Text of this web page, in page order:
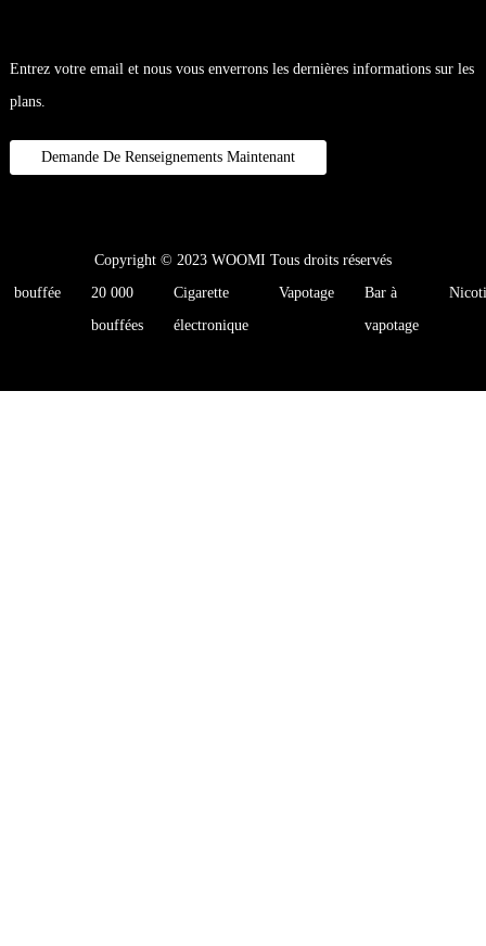
Entrez votre email et nous vous enverrons les dernières informations sur les
plans.
Demande De Renseignements Maintenant
Copyright © 2023 WOOMI Tous droits réservés
bouffée
20 000
bouffées
Cigarette
électronique
Vapotage
Bar à
vapotage